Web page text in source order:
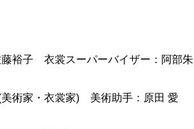
裕子 衣裳スーパーバイザー：阿部朱
術家・衣裳家) 美術助手：原田 愛